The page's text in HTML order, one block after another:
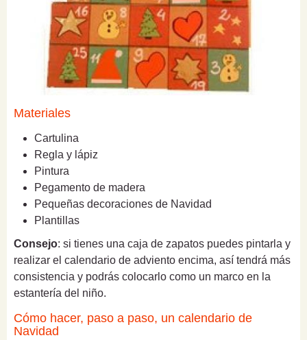
Materiales
Cartulina
Regla y lápiz
Pintura
Pegamento de madera
Pequeñas decoraciones de Navidad
Plantillas
Consejo: si tienes una caja de zapatos puedes pintarla y
realizar el calendario de adviento encima, así tendrá más
consistencia y podrás colocarlo como un marco en la
estantería del niño.
Cómo hacer, paso a paso, un calendario de
Navidad